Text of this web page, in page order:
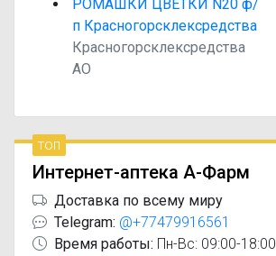
РОМАШКИ ЦВЕТКИ N20 ф/
п Красногорсклексредства
Красногорсклексредства
АО
топ
Интернет-аптека А-Фарм
Доставка по всему миру
Telegram: @+77479916561
Время работы: Пн-Вс: 09:00-18:00